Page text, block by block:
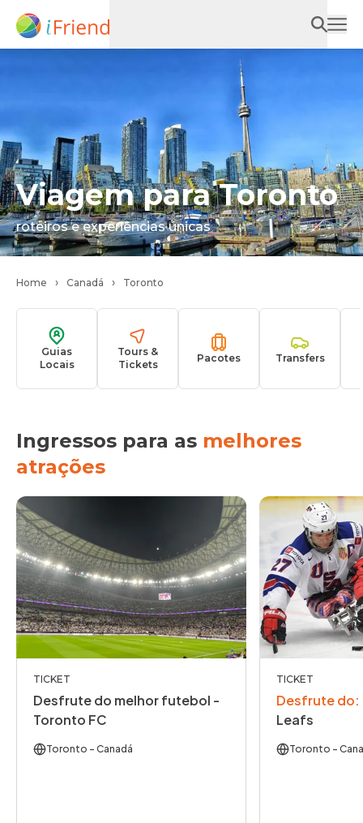
Viagem para Toronto
roteiros e experiências únicas
Home Canadá Toronto
Guias
Locais
Tours &
Tickets
Pacotes Transfers
Ingressos para as melhores
atrações
TICKET
Desfrute do melhor futebol -
Toronto FC
Toronto - Canadá
TICKET
Desfrute do:
Leafs
Toronto -